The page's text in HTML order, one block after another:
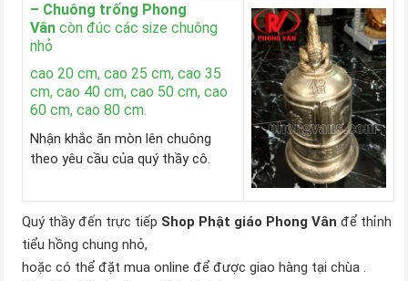
– Chuông trống Phong
Vân còn đúc các size chuông
nhỏ
cao 20 cm, cao 25 cm, cao 35
cm, cao 40 cm, cao 50 cm, cao
60 cm, cao 80 cm.
Nhận khắc ăn mòn lên chuông
theo yêu cầu của quý thầy cô.
Quý thầy đến trực tiếp Shop Phật giáo Phong Vân để thỉnh
tiểu hồng chung nhỏ,
hoặc có thể đặt mua online để được giao hàng tại chùa .